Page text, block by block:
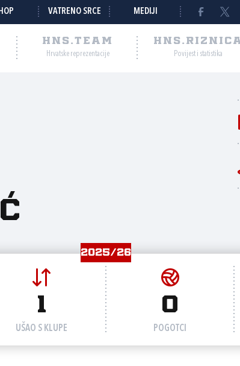
VATRENO SRCE MEDIJI
HNS.TEAM
Hrvatske reprezentacije Povijest i statistika
2025/26
1
UŠAO S KLUPE
0
POGOTCI